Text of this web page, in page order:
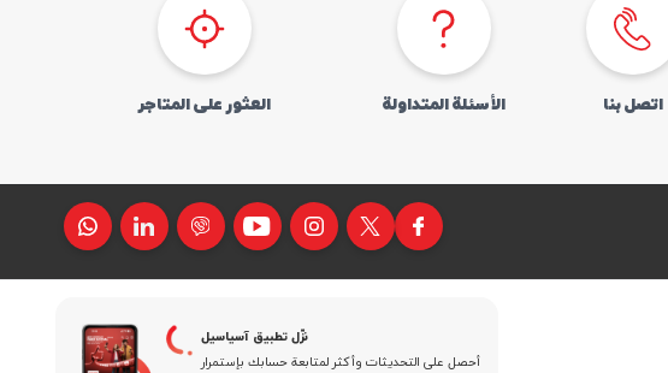
اتصل بنا الأسئلة المتداولة العثور علی المتاجر
نزّل تطبیق آسیاسیل
أحصل علی التحدیثات وأکثر لمتابعة حسابك بإستمرار